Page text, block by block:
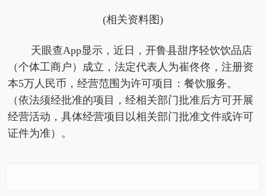
(相关资料图)
天眼查App显示，近日，开鲁县甜序轻饮饮品店
（个体工商户）成立，法定代表人为崔佟佟，注册资
本5万人民币，经营范围为许可项目：餐饮服务。
（依法须经批准的项目，经相关部门批准后方可开展
经营活动，具体经营项目以相关部门批准文件或许可
证件为准）。